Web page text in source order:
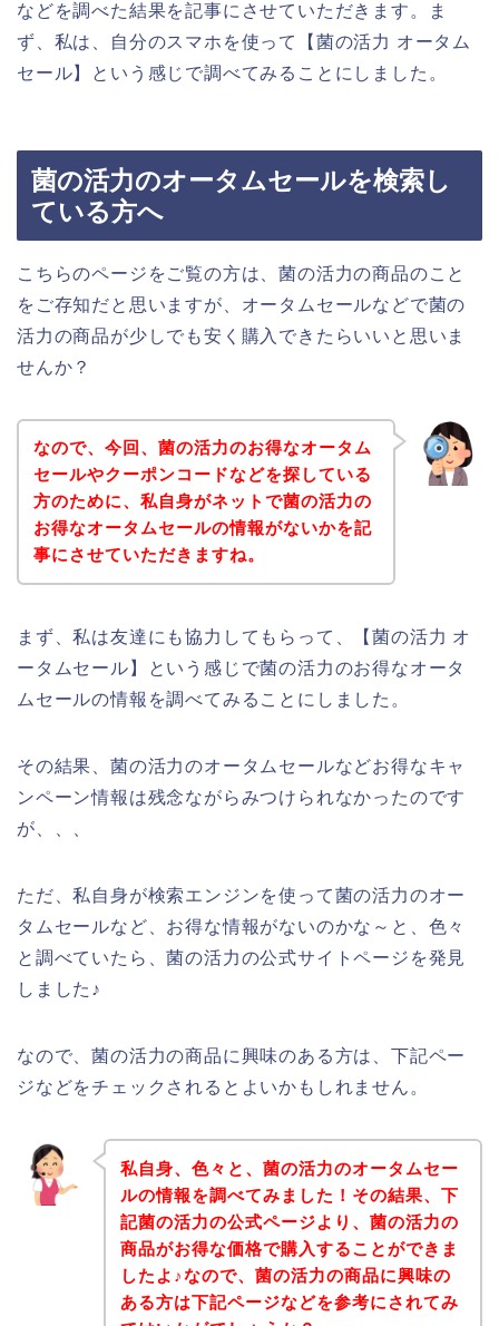
などを調べた結果を記事にさせていただきます。ま
ず、私は、自分のスマホを使って【菌の活力 オータム
セール】という感じで調べてみることにしました。
菌の活力のオータムセールを検索し
ている方へ
こちらのページをご覧の方は、菌の活力の商品のこと
をご存知だと思いますが、オータムセールなどで菌の
活力の商品が少しでも安く購入できたらいいと思いま
せんか？
なので、今回、菌の活力のお得なオータム
セールやクーポンコードなどを探している
方のために、私自身がネットで菌の活力の
お得なオータムセールの情報がないかを記
事にさせていただきますね。
まず、私は友達にも協力してもらって、【菌の活力 オ
ータムセール】という感じで菌の活力のお得なオータ
ムセールの情報を調べてみることにしました。
その結果、菌の活力のオータムセールなどお得なキャ
ンペーン情報は残念ながらみつけられなかったのです
が、、、
ただ、私自身が検索エンジンを使って菌の活力のオー
タムセールなど、お得な情報がないのかな～と、色々
と調べていたら、菌の活力の公式サイトページを発見
しました♪
なので、菌の活力の商品に興味のある方は、下記ペー
ジなどをチェックされるとよいかもしれません。
私自身、色々と、菌の活力のオータムセー
ルの情報を調べてみました！その結果、下
記菌の活力の公式ページより、菌の活力の
商品がお得な価格で購入することができま
したよ♪なので、菌の活力の商品に興味の
ある方は下記ページなどを参考にされてみ